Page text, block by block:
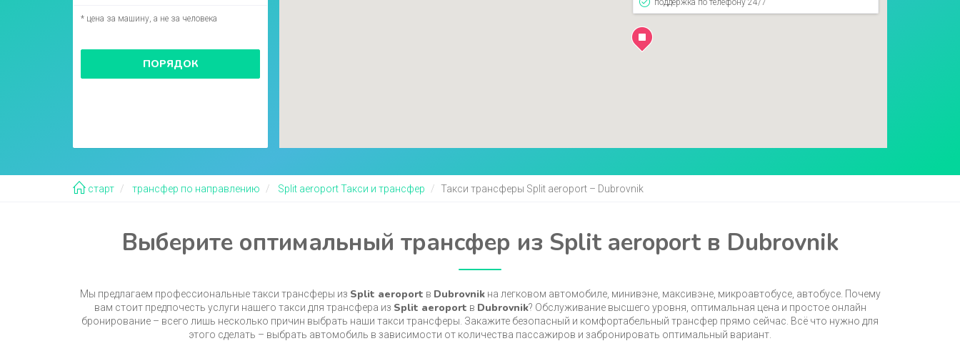
* цена за машину, а не за человека
ПОРЯДОК
поддержка по телефону 24/7
старт трансфер по направлению Split aeroport Такси и трансфер Такси трансферы Split aeroport – Dubrovnik
Выберите оптимальный трансфер из Split aeroport в Dubrovnik
Мы предлагаем профессиональные такси трансферы из Split aeroport в Dubrovnikна легковом автомобиле, минивэне, максивэне, микроавтобусе, автобусе. Почему
вам стоит предпочесть услуги нашего такси для трансфера из Split aeroport в Dubrovnik? Обслуживание высшего уровня, оптимальная цена и простое онлайн
бронирование – всего лишь несколько причин выбрать наши такси трансферы. Закажите безопасный и комфортабельный трансфер прямо сейчас. Всё что нужно для
этого сделать – выбрать автомобиль в зависимости от количества пассажиров и забронировать оптимальный вариант.